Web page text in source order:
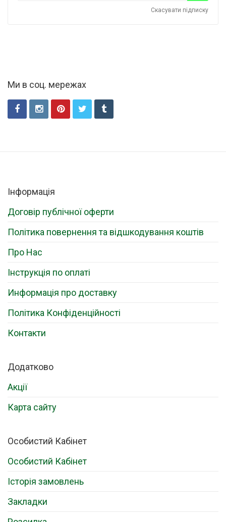
Скасувати підписку
Ми в соц. мережах
Інформація
Договір публічної оферти
Політика повернення та відшкодування коштів
Про Нас
Інструкція по оплаті
Информація про доставку
Політика Конфіденційності
Контакти
Додатково
Акції
Карта сайту
Особистий Кабінет
Особистий Кабінет
Історія замовлень
Закладки